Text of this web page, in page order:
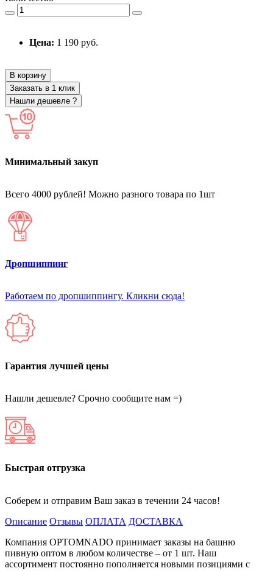
Цена: 1 190 руб.
В корзину
Заказать в 1 клик
Нашли дешевле ?
Минимальный закуп
Всего 4000 рублей! Можно разного товара по 1шт
Дропшиппинг
Работаем по дропшиппингу. Кликни сюда!
Гарантия лучшей цены
Нашли дешевле? Срочно сообщите нам =)
Быстрая отгрузка
Соберем и отправим Ваш заказ в течении 24 часов!
Описание Отзывы ОПЛАТА ДОСТАВКА
Компания OPTOMNADO принимает заказы на башню
пивную оптом в любом количестве – от 1 шт. Наш
ассортимент постоянно пополняется новыми позициями с